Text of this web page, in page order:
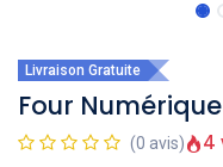
Livraison Gratuite
Four
(0 avis) 4